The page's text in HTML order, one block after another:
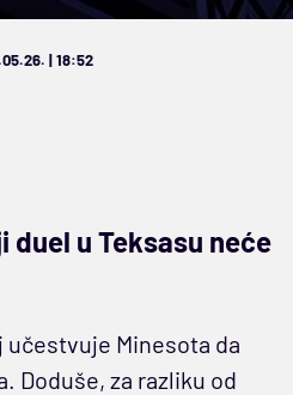
| 18:52
duel u Teksasu neće
učestvuje Minesota da
Doduše, za razliku od